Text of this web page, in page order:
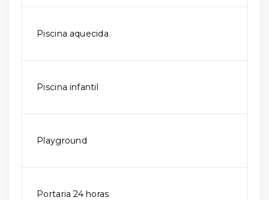
Piscina aquecida
Piscina infantil
Playground
Portaria 24 horas